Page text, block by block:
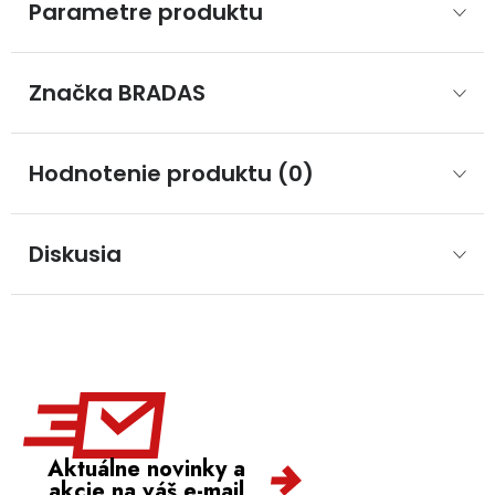
Parametre produktu
Značka BRADAS
Hodnotenie produktu (0)
Diskusia
Aktuálne novinky a